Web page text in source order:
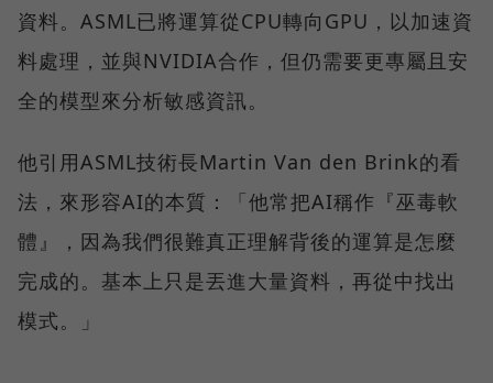
資料。ASML已將運算從CPU轉向GPU，以加速資
料處理，並與NVIDIA合作，但仍需要更專屬且安
全的模型來分析敏感資訊。
他引用ASML技術長Martin Van den Brink的看
法，來形容AI的本質：「他常把AI稱作『巫毒軟
體』，因為我們很難真正理解背後的運算是怎麼
完成的。基本上只是丟進大量資料，再從中找出
模式。」